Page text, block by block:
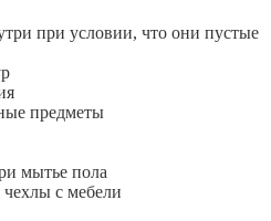
при условии, что они пустые
предметы
мытье пола
с мебели